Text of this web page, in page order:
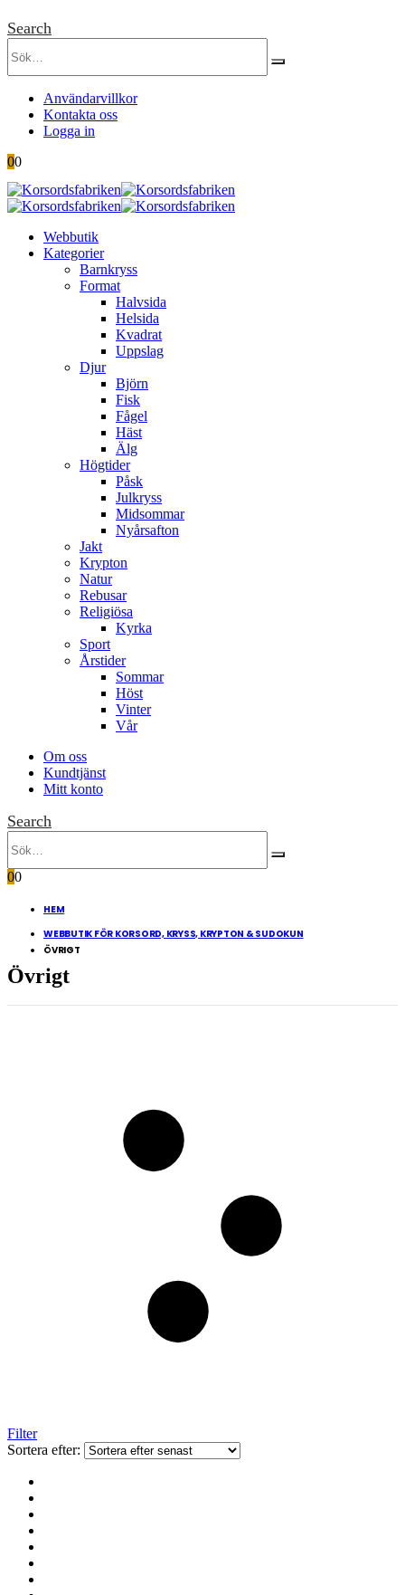
Search
Användarvillkor
Kontakta oss
Logga in
00
Webbutik
Kategorier
Barnkryss
Format
Halvsida
Helsida
Kvadrat
Uppslag
Djur
Björn
Fisk
Fågel
Häst
Älg
Högtider
Påsk
Julkryss
Midsommar
Nyårsafton
Jakt
Krypton
Natur
Rebusar
Religiösa
Kyrka
Sport
Årstider
Sommar
Höst
Vinter
Vår
Om oss
Kundtjänst
Mitt konto
Search
00
HEM
WEBBUTIK FÖR KORSORD, KRYSS, KRYPTON & SUDOKUN
ÖVRIGT
Övrigt
Filter
Sortera efter: